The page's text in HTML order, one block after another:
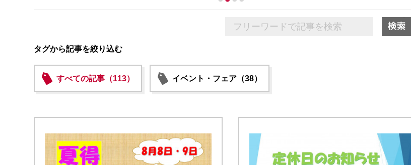
タグから記事を絞り込む
すべての記事（113） イベント・フェア（38）